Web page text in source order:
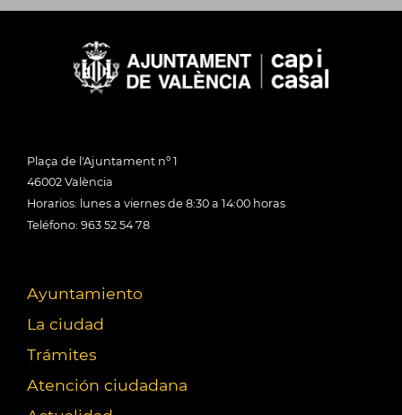
Plaça de l'Ajuntament nº 1
46002 València
Horarios: lunes a viernes de 8:30 a 14:00 horas
Teléfono: 963 52 54 78
Ayuntamiento
La ciudad
Trámites
Atención ciudadana